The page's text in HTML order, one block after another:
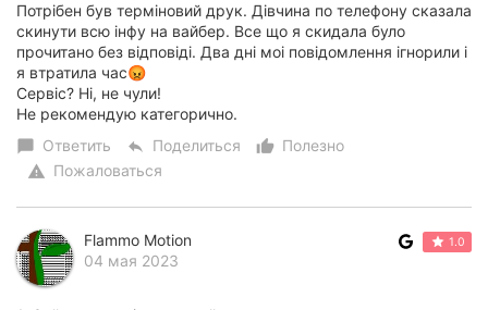
Потрібен був терміновий друк. Дівчина по телефону сказала
скинути всю інфу на вайбер. Все що я скидала було
прочитано без відповіді. Два дні моі повідомлення ігнорили і
я втратила час😡
Сервіс? Ні, не чули!
Не рекомендую категорично.
chat_bubble Ответить reply Поделиться thumb_up_alt
Полезно
warning Пожаловаться
Flammo Motion
04 мая 2023
1.0